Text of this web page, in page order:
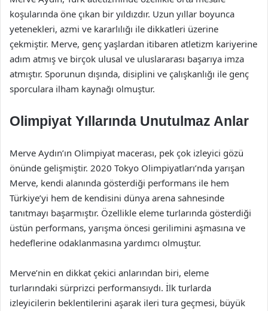
koşularında öne çıkan bir yıldızdır. Uzun yıllar boyunca
yetenekleri, azmi ve kararlılığı ile dikkatleri üzerine
çekmiştir. Merve, genç yaşlardan itibaren atletizm kariyerine
adım atmış ve birçok ulusal ve uluslararası başarıya imza
atmıştır. Sporunun dışında, disiplini ve çalışkanlığı ile genç
sporculara ilham kaynağı olmuştur.
Olimpiyat Yıllarında Unutulmaz Anlar
Merve Aydın’ın Olimpiyat macerası, pek çok izleyici gözü
önünde gelişmiştir. 2020 Tokyo Olimpiyatları’nda yarışan
Merve, kendi alanında gösterdiği performans ile hem
Türkiye’yi hem de kendisini dünya arena sahnesinde
tanıtmayı başarmıştır. Özellikle eleme turlarında gösterdiği
üstün performans, yarışma öncesi gerilimini aşmasına ve
hedeflerine odaklanmasına yardımcı olmuştur.
Merve’nin en dikkat çekici anlarından biri, eleme
turlarındaki sürprizci performansıydı. İlk turlarda
izleyicilerin beklentilerini aşarak ileri tura geçmesi, büyük